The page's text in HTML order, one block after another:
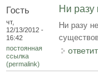
Гость
чт,
12/13/2012 -
16:42
постоянная
ссылка
(permalink)
Ни разу
Ни разу